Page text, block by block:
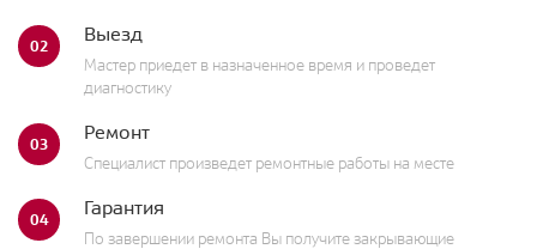
02 Выезд
Мастер приедет в назначенное время и проведет
диагностику
03 Ремонт
Специалист произведет ремонтные работы на месте
04 Гарантия
По завершении ремонта Вы получите закрывающие